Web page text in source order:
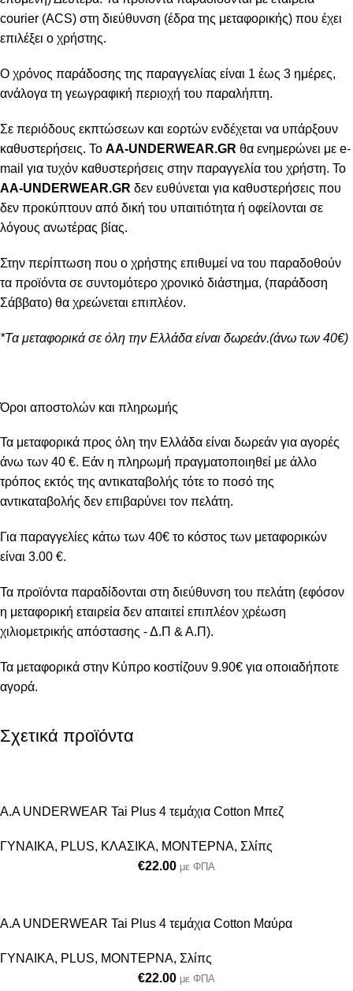
courier (ACS) στη διεύθυνση (έδρα της μεταφορικής) που έχει
επιλέξει ο χρήστης.
Ο χρόνος παράδοσης της παραγγελίας είναι 1 έως 3 ημέρες,
ανάλογα τη γεωγραφική περιοχή του παραλήπτη.
Σε περιόδους εκπτώσεων και εορτών ενδέχεται να υπάρξουν
καθυστερήσεις. Το AA-UNDERWEAR.GR θα ενημερώνει με e-
mail για τυχόν καθυστερήσεις στην παραγγελία του χρήστη. Το
AA-UNDERWEAR.GR δεν ευθύνεται για καθυστερήσεις που
δεν προκύπτουν από δική του υπαιτιότητα ή οφείλονται σε
λόγους ανωτέρας βίας.
Στην περίπτωση που ο χρήστης επιθυμεί να του παραδοθούν
τα προϊόντα σε συντομότερο χρονικό διάστημα, (παράδοση
Σάββατο) θα χρεώνεται επιπλέον.
*Τα μεταφορικά σε όλη την Ελλάδα είναι δωρεάν.(άνω των 40€)
Όροι αποστολών και πληρωμής
Τα μεταφορικά προς όλη την Ελλάδα είναι δωρεάν για αγορές
άνω των 40 €. Εάν η πληρωμή πραγματοποιηθεί με άλλο
τρόπος εκτός της αντικαταβολής τότε το ποσό της
αντικαταβολής δεν επιβαρύνει τον πελάτη.
Για παραγγελίες κάτω των 40€ το κόστος των μεταφορικών
είναι 3.00 €.
Τα προϊόντα παραδίδονται στη διεύθυνση του πελάτη (εφόσον
η μεταφορική εταιρεία δεν απαιτεί επιπλέον χρέωση
χιλιομετρικής απόστασης - Δ.Π & Α.Π).
Τα μεταφορικά στην Κύπρο κοστίζουν 9.90€ για οποιαδήποτε
αγορά.
Σχετικά προϊόντα
Α.A UNDERWEAR Tai Plus 4 τεμάχια Cotton Μπεζ
ΓΥΝΑΙΚΑ, PLUS, ΚΛΑΣΙΚΑ, ΜΟΝΤΕΡΝΑ, Σλίπς
€22.00 με ΦΠΑ
A.A UNDERWEAR Tai Plus 4 τεμάχια Cotton Μαύρα
ΓΥΝΑΙΚΑ, PLUS, ΜΟΝΤΕΡΝΑ, Σλίπς
€22.00 με ΦΠΑ